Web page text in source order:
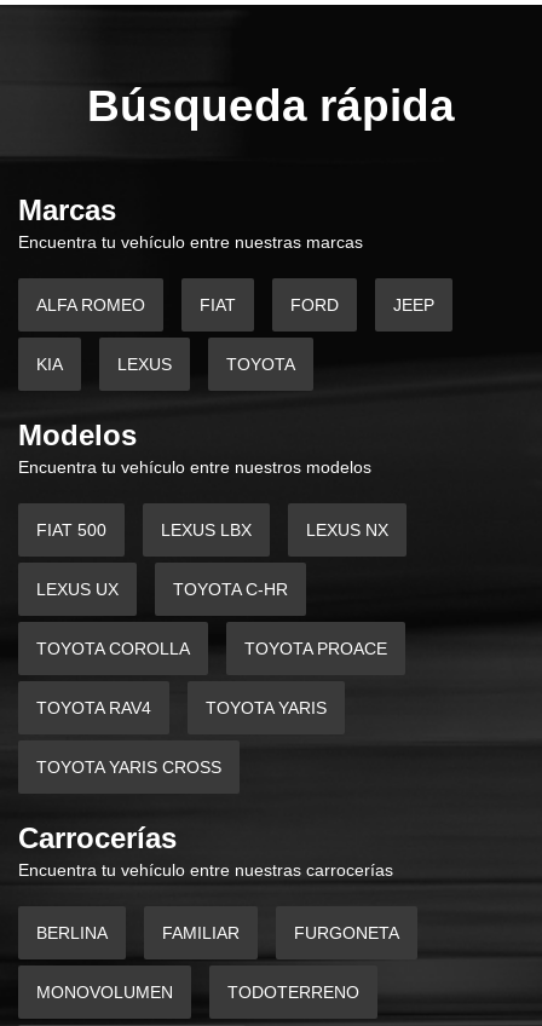
Búsqueda rápida
Marcas
Encuentra tu vehículo entre nuestras marcas
ALFA ROMEO FIAT FORD JEEP
KIA LEXUS TOYOTA
Modelos
Encuentra tu vehículo entre nuestros modelos
FIAT 500 LEXUS LBX LEXUS NX
LEXUS UX TOYOTA C-HR
TOYOTA COROLLA TOYOTA PROACE
TOYOTA RAV4 TOYOTA YARIS
TOYOTA YARIS CROSS
Carrocerías
Encuentra tu vehículo entre nuestras carrocerías
BERLINA FAMILIAR FURGONETA
MONOVOLUMEN TODOTERRENO